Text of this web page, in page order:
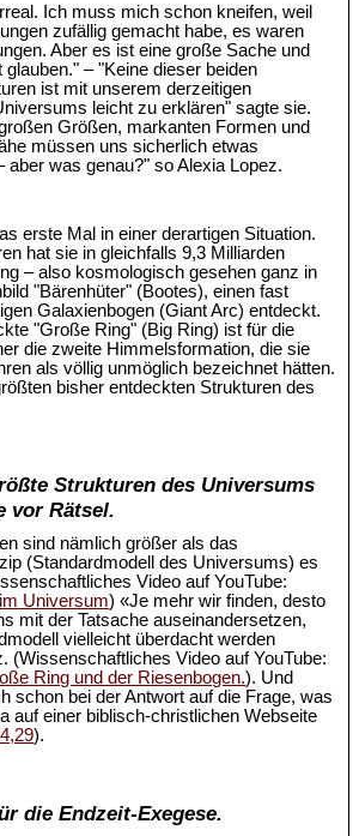
Ich muss mich schon kneifen, weil
zufällig gemacht habe, es waren
Aber es ist eine große Sache und
– "Keine dieser beiden
ist mit unserem derzeitigen
leicht zu erklären" sagte sie.
Größen, markanten Formen und
müssen uns sicherlich etwas
aber was genau?" so Alexia Lopez.
erste Mal in einer derartigen Situation.
hat sie in gleichfalls 9,3 Milliarden
– also kosmologisch gesehen ganz in
"Bärenhüter" (Bootes), einen fast
Galaxienbogen (Giant Arc) entdeckt.
"Große Ring" (Big Ring) ist für die
die zweite Himmelsformation, die sie
als völlig unmöglich bezeichnet hätten.
bisher entdeckten Strukturen des
Strukturen des Universums
vor Rätsel.
sind nämlich größer als das
(Standardmodell des Universums) es
Video auf YouTube:
Universum) «Je mehr wir finden, desto
mit der Tatsache auseinandersetzen,
vielleicht überdacht werden
(Wissenschaftliches Video auf YouTube:
Ring und der Riesenbogen.). Und
schon bei der Antwort auf die Frage, was
auf einer biblisch-christlichen Webseite
).
die Endzeit-Exegese.